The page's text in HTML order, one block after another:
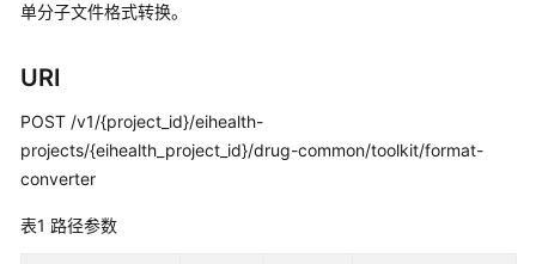
务
告
产
品
介
单分子文件格式转换。
URI
POST /v1/{project_id}/eihealth-
projects/{eihealth_project_id}/drug-common/toolkit/format-
converter
表1 路径参数